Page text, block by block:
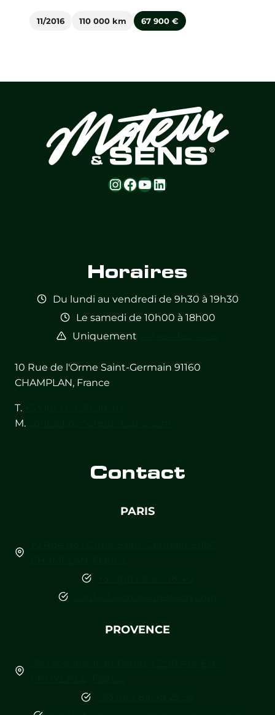
11/2016 110 000 km 67 900 €
Instagram
Facebook
YouTube
LinkedIn
Horaires
Du lundi au vendredi de 9h30 à 19h30
Le samedi de 10h00 à 18h00
Uniquement
10 Rue de l'Orme Saint-Germain 91160
CHAMPLAN, France
T.
M.
Contact
PARIS
PROVENCE